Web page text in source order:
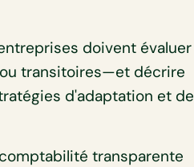
doivent évaluer
transitoires—et décrire
d'adaptation et de
transparente